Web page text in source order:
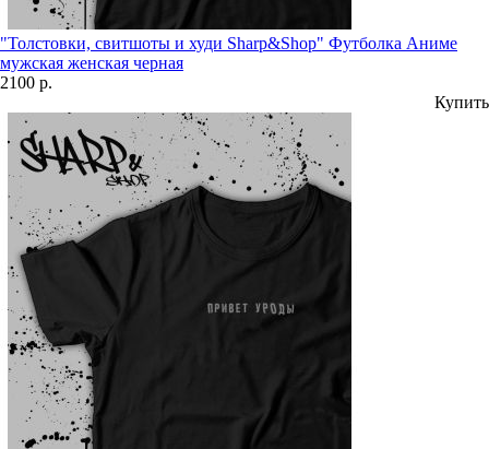
"Толстовки, свитшоты и худи Sharp&Shop" Футболка Аниме
мужская женская черная
2100 р.
Купить